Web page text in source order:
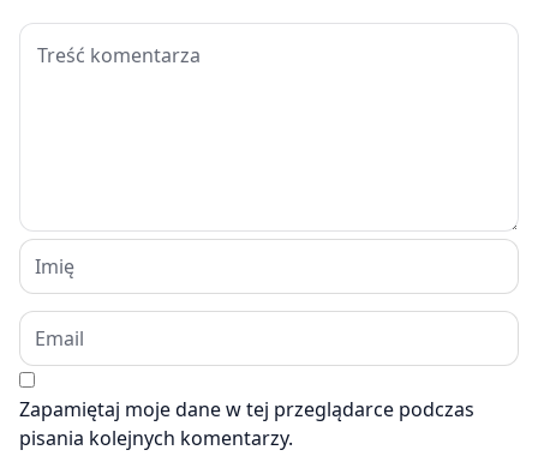
Zapamiętaj moje dane w tej przeglądarce podczas
pisania kolejnych komentarzy.